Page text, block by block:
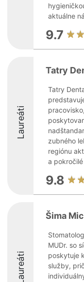
aktuálne
9.7
Laureáti
Tatry
Tatry
zubného
regiónu
a pokročilé
9.8
Laureáti
Šima
MUDr. so
poskytuje
služby,